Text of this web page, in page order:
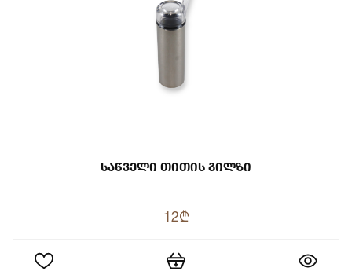
Საწველი Თითის Გილზი
12₾